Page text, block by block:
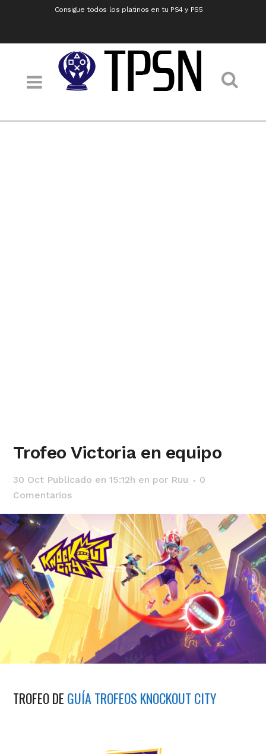
Consigue todos los platinos en tu PS4 y PS5
Trofeo Victoria en equipo
30 Oct Publicado en 15:12h en por Ruu
0
Comentarios
TROFEO DE GUÍA TROFEOS KNOCKOUT CITY